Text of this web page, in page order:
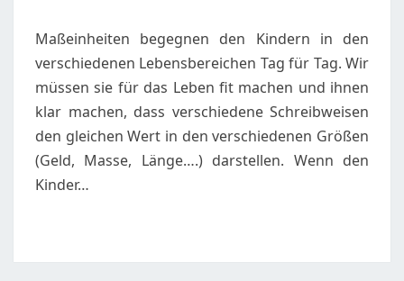
MILLILITER
WEITER
ÜBEN
Maßeinheiten begegnen den Kindern in den
verschiedenen Lebensbereichen Tag für Tag. Wir
müssen sie für das Leben fit machen und ihnen
klar machen, dass verschiedene Schreibweisen
den gleichen Wert in den verschiedenen Größen
(Geld, Masse, Länge….) darstellen. Wenn den
Kinder…